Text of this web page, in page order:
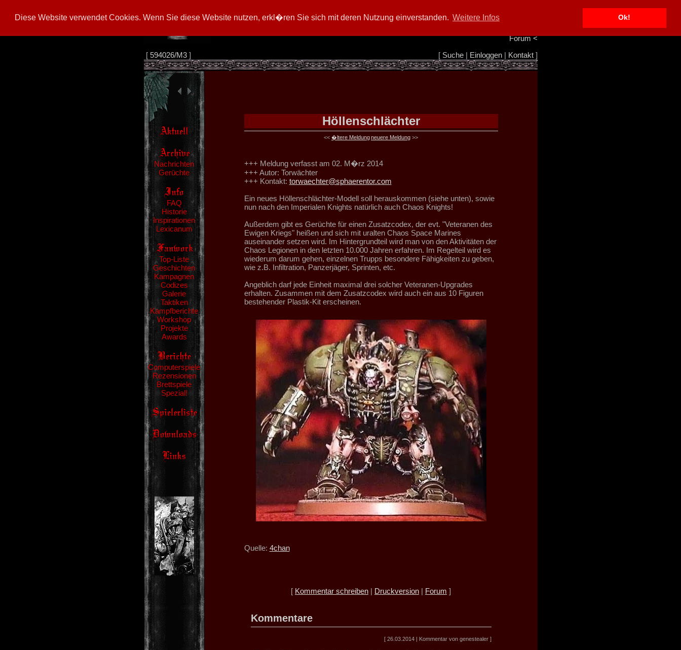
Diese Website verwendet Cookies. Wenn Sie diese Website nutzen, erkl�ren Sie sich mit deren Nutzung einverstanden. Weitere Infos Ok!
Info/Impressum
Forum<
[ 594026/M3] [ Suche| Einloggen| Kontakt]
Nachrichten
Gerüchte
FAQ
Historie
Inspirationen
Lexicanum
Top-Liste
Geschichten
Kampagnen
Codizes
Galerie
Taktiken
Kampfberichte
Workshop
Projekte
Awards
Computerspiele
Rezensionen
Brettspiele
Spezial!
Höllenschlächter
<< �ltere Meldungneuere Meldung >>
+++ Meldung verfasst am 02. M�rz 2014
+++ Autor: Torwächter
+++ Kontakt: torwaechter@sphaerentor.com
Ein neues Höllenschlächter-Modell soll herauskommen (siehe unten), sowie
nun nach den Imperialen Knights natürlich auch Chaos Knights!
Außerdem gibt es Gerüchte für einen Zusatzcodex, der evt. "Veteranen des
Ewigen Kriegs" heißen und sich mit uralten Chaos Space Marines
auseinander setzen wird. Im Hintergrundteil wird man von den Aktivitäten der
Chaos Legionen in den letzten 10.000 Jahren erfahren. Im Regelteil wird es
wiederum darum gehen, einzelnen Trupps besondere Fähigkeiten zu geben,
wie z.B. Infiltration, Panzerjäger, Sprinten, etc.
Angeblich darf jede Einheit maximal drei solcher Veteranen-Upgrades
erhalten. Zusammen mit dem Zusatzcodex wird auch ein aus 10 Figuren
bestehender Plastik-Kit erscheinen.
Quelle: 4chan
[ Kommentar schreiben | Druckversion | Forum ]
Kommentare
[ 26.03.2014 | Kommentar von genestealer ]